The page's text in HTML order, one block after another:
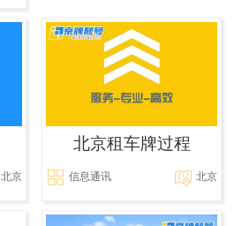
北京
北京租车牌过程
信息通讯 北京